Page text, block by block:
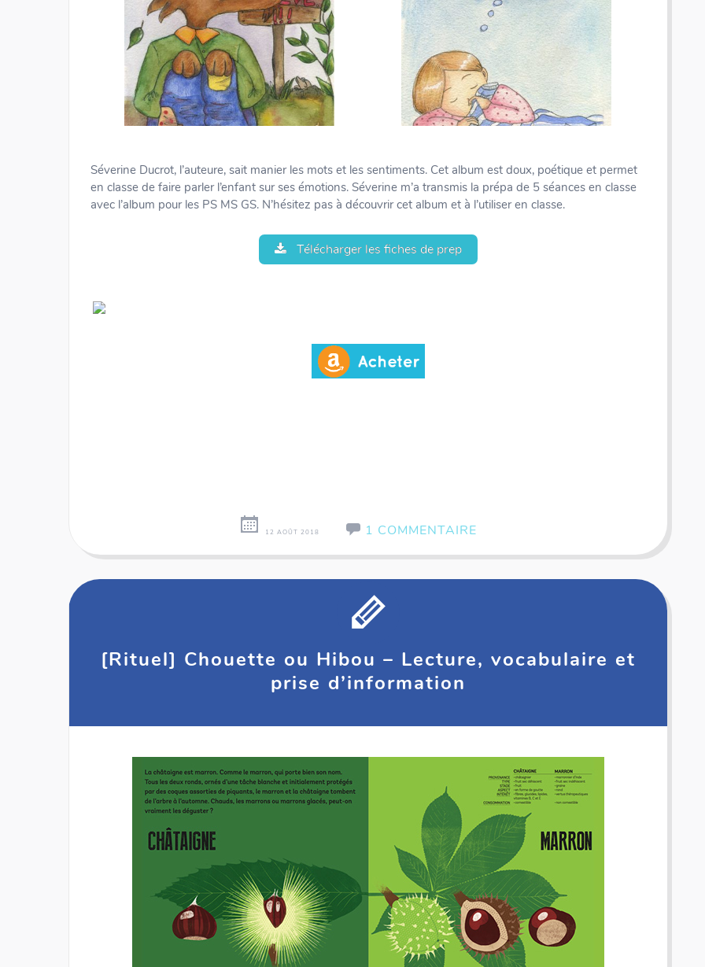
Séverine Ducrot, l’auteure, sait manier les mots et les sentiments. Cet album est doux, poétique et permet
en classe de faire parler l’enfant sur ses émotions. Séverine m’a transmis la prépa de 5 séances en classe
avec l’album pour les PS MS GS. N’hésitez pas à découvrir cet album et à l’utiliser en classe.
Télécharger les fiches de prep
12 AOÛT 2018 1 COMMENTAIRE
[Rituel] Chouette ou Hibou – Lecture, vocabulaire et
prise d’information